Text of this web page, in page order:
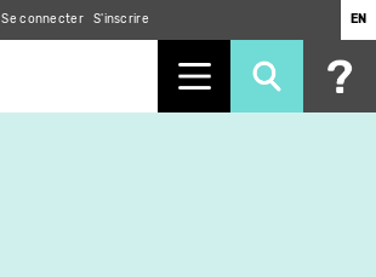
Se connecter S'inscrire EN